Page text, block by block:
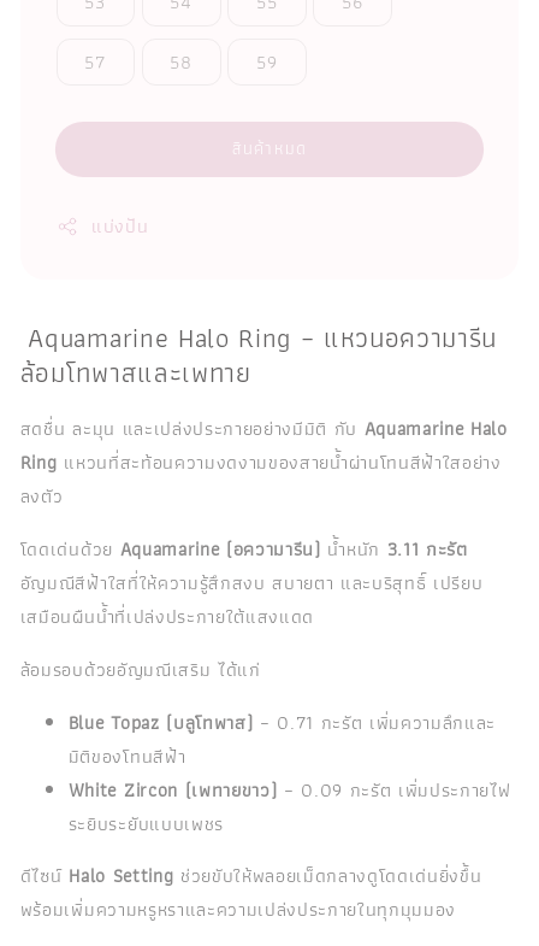
57
58 59
สินค้าหมด
แบ่งปัน
Aquamarine Halo Ring – แหวนอความารีน
ล้อมโทพาสและเพทาย
สดชื่น ละมุน และเปล่งประกายอย่างมีมิติ กับ Aquamarine Halo
Ring แหวนที่สะท้อนความงดงามของสายน้ำผ่านโทนสีฟ้าใสอย่าง
ลงตัว
โดดเด่นด้วย Aquamarine (อความารีน) น้ำหนัก 3.11 กะรัต
อัญมณีสีฟ้าใสที่ให้ความรู้สึกสงบ สบายตา และบริสุทธิ์ เปรียบ
เสมือนผืนน้ำที่เปล่งประกายใต้แสงแดด
ล้อมรอบด้วยอัญมณีเสริม ได้แก่
Blue Topaz (บลูโทพาส) – 0.71 กะรัต เพิ่มความลึกและ
มิติของโทนสีฟ้า
White Zircon (เพทายขาว) – 0.09 กะรัต เพิ่มประกายไฟ
ระยิบระยับแบบเพชร
ดีไซน์ Halo Setting ช่วยขับให้พลอยเม็ดกลางดูโดดเด่นยิ่งขึ้น
พร้อมเพิ่มความหรูหราและความเปล่งประกายในทุกมุมมอง